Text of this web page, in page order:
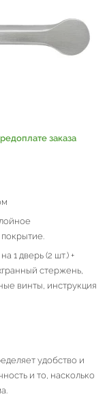
заказа
1 дверь (2 шт.) +
стержень,
винты, инструкция
удобство и
и то, насколько